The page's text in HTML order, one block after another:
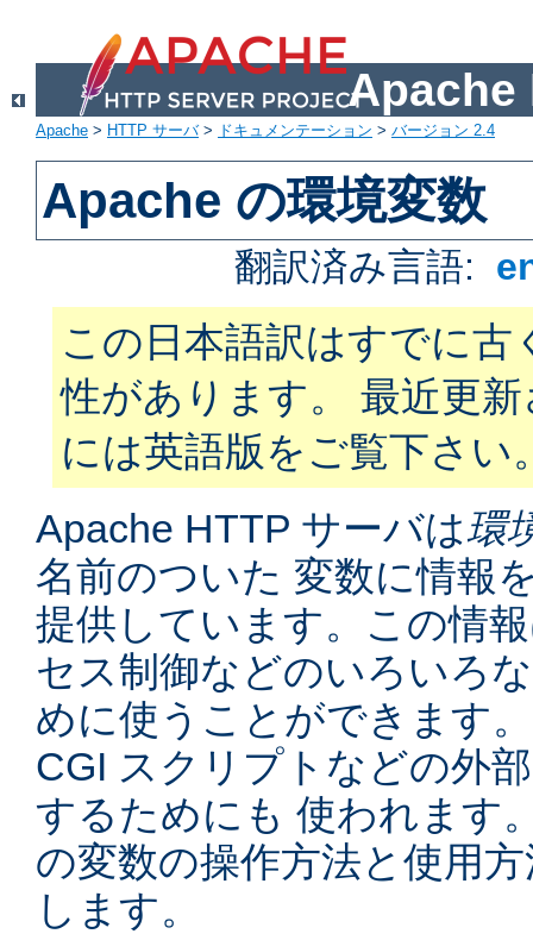
Apache
Apache > HTTP サーバ> ドキュメンテーション > バージョン 2.4
Apache の環境変数
翻訳済み言語:
この日本語訳はすでに古
性があります。 最近更
には英語版をご覧下さい
Apache HTTP サーバは環
名前のついた 変数に情報
提供しています。この情
セス制御などのいろいろ
めに使うことができます
CGI スクリプトなどの外
するためにも 使われます
の変数の操作方法と使用
します。